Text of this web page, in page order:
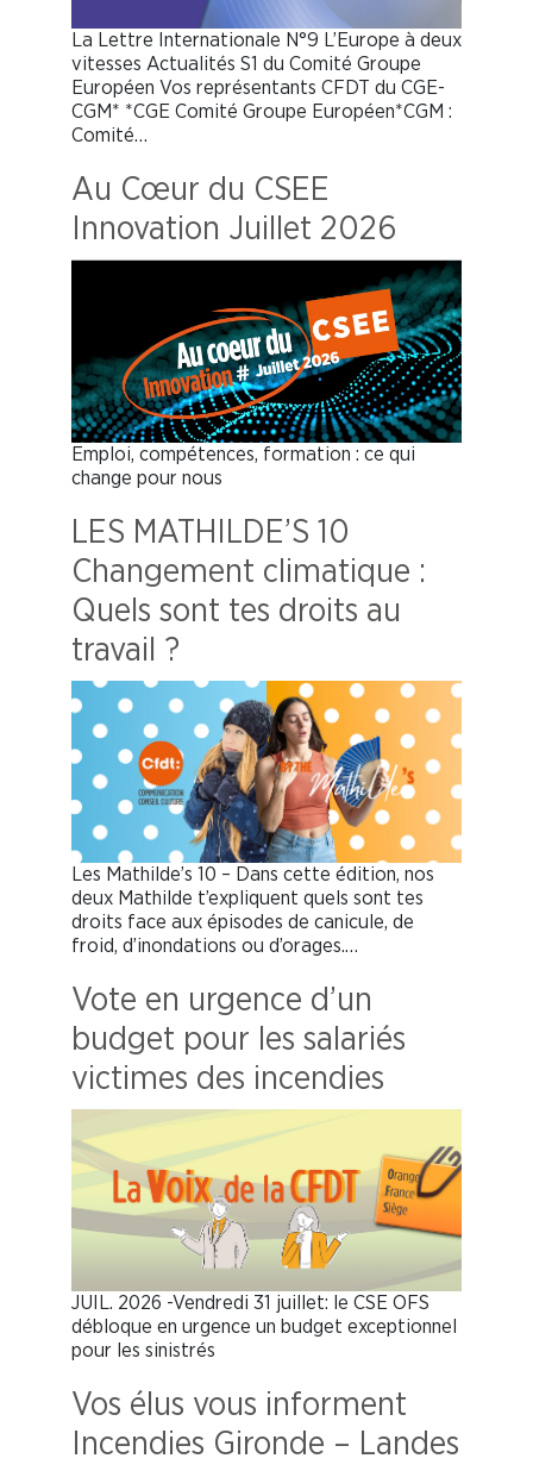
La Lettre Internationale N°9 L’Europe à deux
vitesses Actualités S1 du Comité Groupe
Européen Vos représentants CFDT du CGE-
CGM* *CGE Comité Groupe Européen*CGM :
Comité…
Au Cœur du CSEE
Innovation Juillet 2026
Emploi, compétences, formation : ce qui
change pour nous
LES MATHILDE’S 10
Changement climatique :
Quels sont tes droits au
travail ?
Les Mathilde’s 10 – Dans cette édition, nos
deux Mathilde t’expliquent quels sont tes
droits face aux épisodes de canicule, de
froid, d’inondations ou d’orages.…
Vote en urgence d’un
budget pour les salariés
victimes des incendies
JUIL. 2026 -Vendredi 31 juillet: le CSE OFS
débloque en urgence un budget exceptionnel
pour les sinistrés
Vos élus vous informent
Incendies Gironde – Landes